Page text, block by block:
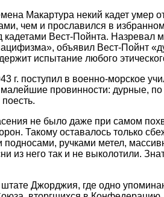
Макартура некий кадет
чем и прославился в
Вест-Пойнта. Назревал
объявил Вест-Пойнт
испытание любого
г. поступил в военно-морское
провинности: дурные,
не было даже при самом
Такому оставалось только
ручками метел,
него так и не выколотили.
Джорджия, где одно